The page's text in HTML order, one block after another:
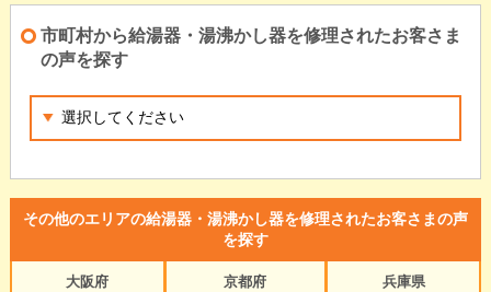
市町村から給湯器・湯沸かし器を修理されたお客さま
の声を探す
その他のエリアの給湯器・湯沸かし器を修理されたお客さまの声
を探す
大阪府
京都府
兵庫県